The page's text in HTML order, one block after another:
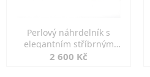
Perlový náhrdelník s
elegantním stříbrným
zapínáním
2 600 Kč